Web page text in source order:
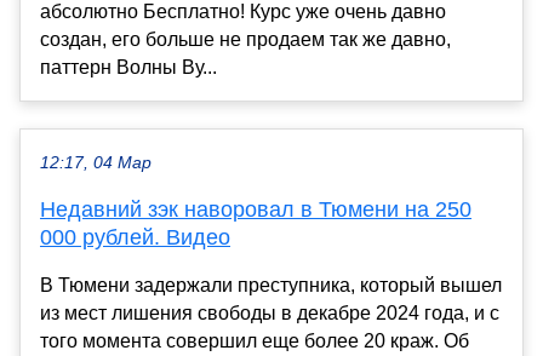
абсолютно Бесплатно! Курс уже очень давно
создан, его больше не продаем так же давно,
паттерн Волны Ву...
12:17, 04 Мар
Недавний зэк наворовал в Тюмени на 250
000 рублей. Видео
В Тюмени задержали преступника, который вышел
из мест лишения свободы в декабре 2024 года, и с
того момента совершил еще более 20 краж. Об